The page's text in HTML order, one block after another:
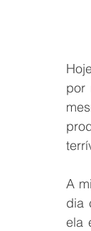
por
A
dia
ela